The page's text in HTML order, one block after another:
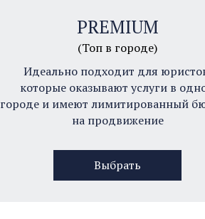
PREMIUM
(Топ в городе)
Идеально подходит для
которые оказывают услуги в
городе и имеют лимитированный
на продвижение
Выбрать